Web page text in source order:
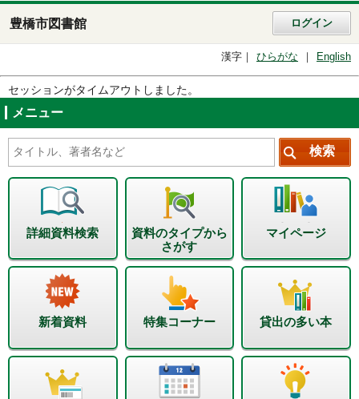
豊橋市図書館 ログイン
漢字 ひらがな English
セッションがタイムアウトしました。
メニュー
詳細資料検索
資料のタイプから
さがす
マイページ
新着資料 特集コーナー 貸出の多い本